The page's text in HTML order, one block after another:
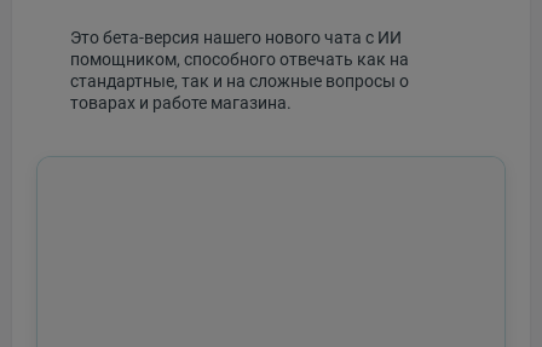
Это бета-версия нашего нового чата с ИИ
помощником, способного отвечать как на
стандартные, так и на сложные вопросы о
товарах и работе магазина.